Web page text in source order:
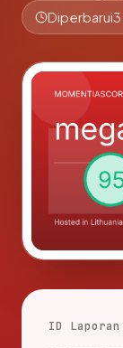
Diperbarui3
ID